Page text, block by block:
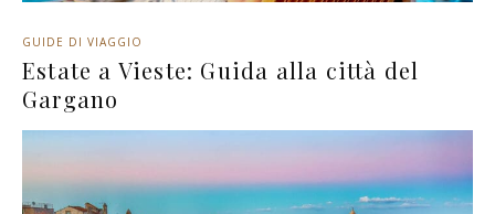
GUIDE DI VIAGGIO
Estate a Vieste: Guida alla città del
Gargano